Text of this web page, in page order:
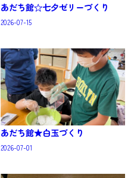
あだち館☆七夕ゼリーづくり
2026-07-15
あだち館★白玉づくり
2026-07-01